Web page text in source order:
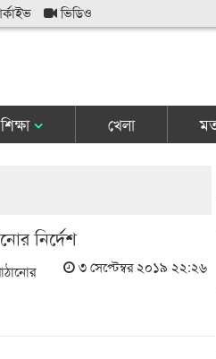
ভিডিও
শিক্ষা খেলা
নির্দেশ
৩ সেপ্টেম্বর ২০১৯ ২২:২৬